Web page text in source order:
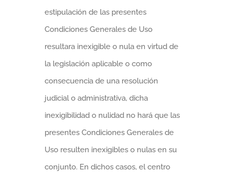
estipulación de las presentes
Condiciones Generales de Uso
resultara inexigible o nula en virtud de
la legislación aplicable o como
consecuencia de una resolución
judicial o administrativa, dicha
inexigibilidad o nulidad no hará que las
presentes Condiciones Generales de
Uso resulten inexigibles o nulas en su
conjunto. En dichos casos, el centro